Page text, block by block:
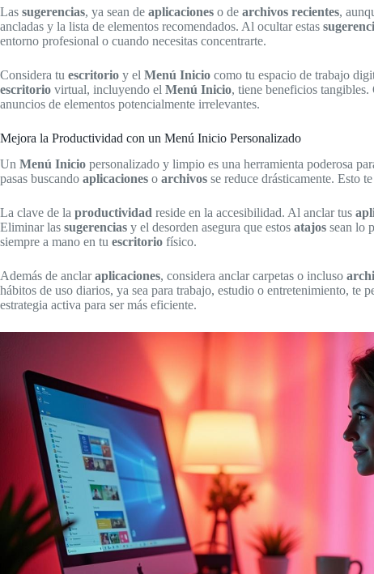
Las sugerencias, ya sean de aplicaciones o de archivos recientes,
ancladas y la lista de elementos recomendados. Al ocultar estas
entorno profesional o cuando necesitas concentrarte.
Considera tu escritorio y el Menú Inicio como tu espacio de trabajo
escritorio virtual, incluyendo el Menú Inicio, tiene beneficios tangibles.
anuncios de elementos potencialmente irrelevantes.
Mejora la Productividad con un Menú Inicio Personalizado
Un Menú Inicio personalizado y limpio es una herramienta poderosa
pasas buscando aplicaciones o archivos se reduce drásticamente. Esto
La clave de la productividad reside en la accesibilidad. Al anclar tus
Eliminar las sugerencias y el desorden asegura que estos atajos sean lo
siempre a mano en tu escritorio físico.
Además de anclaraplicaciones, considera anclar carpetas o incluso
hábitos de uso diarios, ya sea para trabajo, estudio o entretenimiento, te
estrategia activa para ser más eficiente.